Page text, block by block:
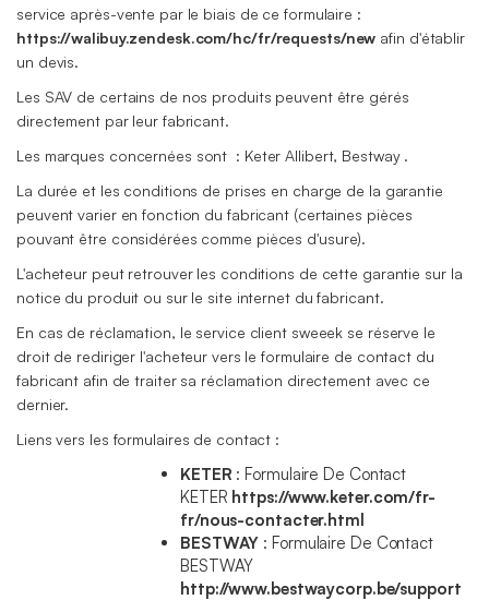
service après-vente par le biais de ce formulaire :
https://walibuy.zendesk.com/hc/fr/requests/new afin d'établir
un devis.
Les SAV de certains de nos produits peuvent être gérés
directement par leur fabricant.
Les marques concernées sont : Keter Allibert, Bestway .
La durée et les conditions de prises en charge de la garantie
peuvent varier en fonction du fabricant (certaines pièces
pouvant être considérées comme pièces d'usure).
L'acheteur peut retrouver les conditions de cette garantie sur la
notice du produit ou sur le site internet du fabricant.
En cas de réclamation, le service client sweeek se réserve le
droit de rediriger l'acheteur vers le formulaire de contact du
fabricant afin de traiter sa réclamation directement avec ce
dernier.
Liens vers les formulaires de contact :
KETER : Formulaire De Contact
KETER https://www.keter.com/fr-
fr/nous-contacter.html
BESTWAY : Formulaire De Contact
BESTWAY
http://www.bestwaycorp.be/support